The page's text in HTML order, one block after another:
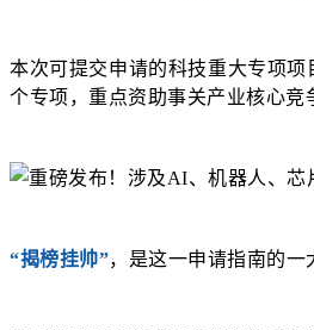
本次可提交申请的科技重大专项项
个专项，重点资助事关产业核心竞
“揭榜挂帅”，是这一申请指南的一